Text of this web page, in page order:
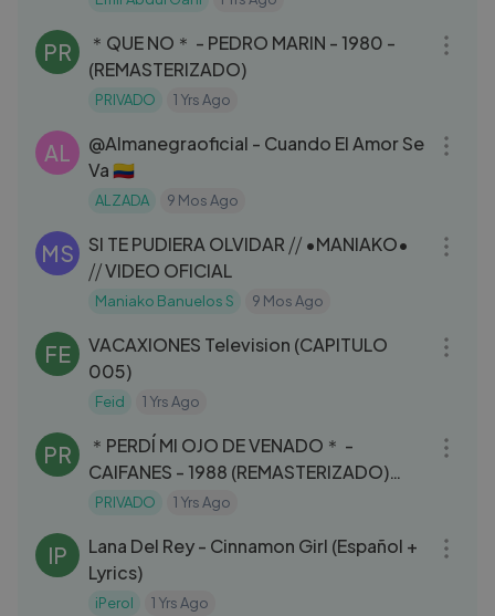
PR
＊QUE NO＊ - PEDRO MARIN - 1980 -
(REMASTERIZADO)
PRIVADO 1 Yrs Ago
AL
‪@Almanegraoficial‬ - Cuando El Amor Se
Va 🇨🇴
ALZADA 9 Mos Ago
MS
SI TE PUDIERA OLVIDAR ⧸⧸ •MANIAKO•
⧸⧸ VIDEO OFICIAL
Maniako Banuelos S 9 Mos Ago
FE
VACAXIONES Television (CAPITULO
005)
Feid 1 Yrs Ago
PR
＊PERDÍ MI OJO DE VENADO＊ -
CAIFANES - 1988 (REMASTERIZADO)
Rock en tu Idioma
PRIVADO 1 Yrs Ago
IP
Lana Del Rey - Cinnamon Girl (Español +
Lyrics)
iPerol 1 Yrs Ago